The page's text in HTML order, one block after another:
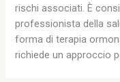
rischi associati. È
professionista della
forma di terapia
richiede un approccio